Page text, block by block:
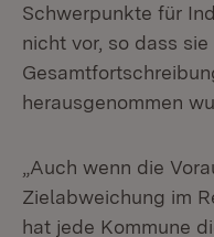
Schwerpunkte für
nicht vor, so dass
herausgenommen
„Auch wenn die
Zielabweichung im
hat jede Kommune